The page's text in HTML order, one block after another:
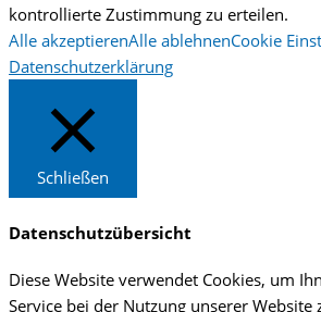
kontrollierte Zustimmung zu erteilen.
Alle akzeptierenAlle ablehnenCookie
Datenschutzerklärung
Schließen
Datenschutzübersicht
Diese Website verwendet Cookies, um
Service bei der Nutzung unserer Website